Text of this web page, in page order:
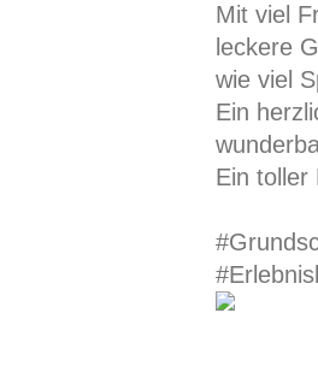
Mit viel
leckere
wie viel
Ein
Ein toller